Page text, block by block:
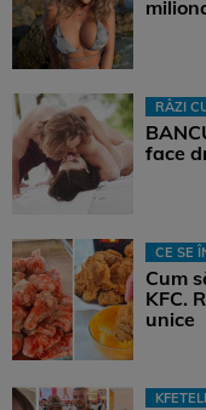
RÂZI
face
CE SE
Cum
KFC.
unice